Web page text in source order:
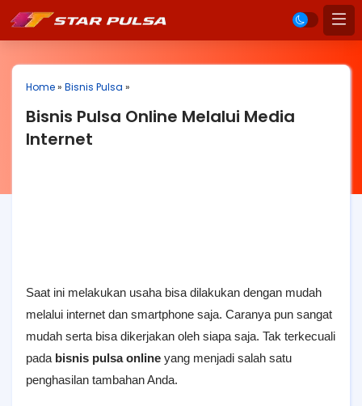
Home» Bisnis Pulsa »
Bisnis Pulsa Online Melalui Media
Internet
Saat ini melakukan usaha bisa dilakukan dengan mudah
melalui internet dan smartphone saja. Caranya pun sangat
mudah serta bisa dikerjakan oleh siapa saja. Tak terkecuali
pada bisnis pulsa online yang menjadi salah satu
penghasilan tambahan Anda.